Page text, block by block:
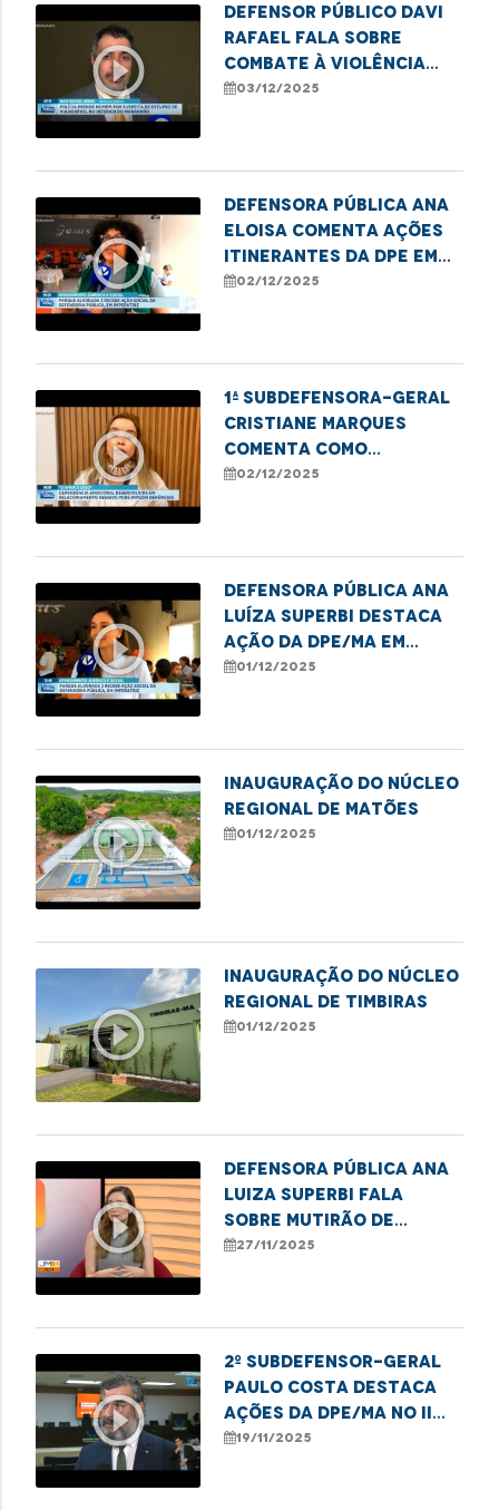
play_circle_outline
Defensor Público Davi
Rafael fala sobre
combate à violência
contra crianças e
03/12/2025
play_circle_outline
Defensora pública Ana
Eloisa comenta ações
itinerantes da DPE em
Imperatriz
02/12/2025
play_circle_outline
1ª subdefensora-geral
Cristiane Marques
comenta como
dependência emocional
02/12/2025
play_circle_outline
Defensora Pública Ana
Luíza Superbi destaca
ação da DPE/MA em
Imperatriz em defesa
01/12/2025
play_circle_outline
Inauguração do Núcleo
Regional de Matões
01/12/2025
play_circle_outline
Inauguração do Núcleo
Regional de Timbiras
01/12/2025
play_circle_outline
Defensora pública Ana
Luiza Superbi fala
sobre mutirão de
atendimentos para
27/11/2025
play_circle_outline
2º subdefensor-geral
Paulo Costa destaca
ações da DPE/MA no II
Festival da Consciência
19/11/2025